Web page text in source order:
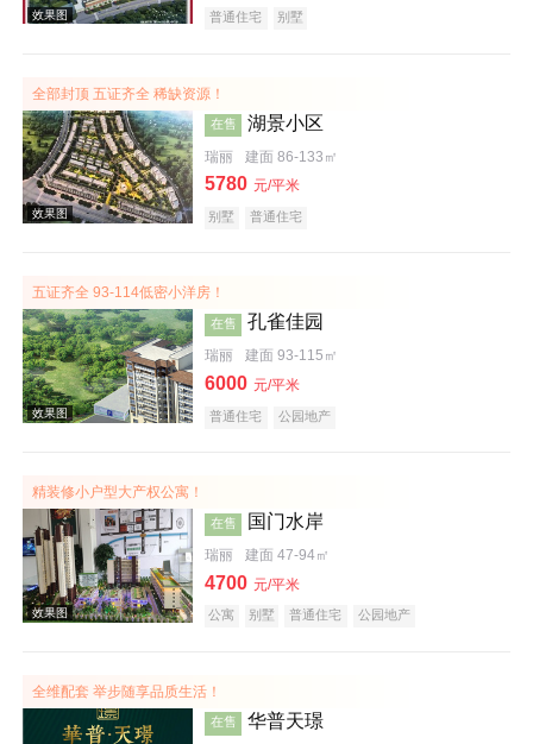
效果图
普通住宅 别墅
全部封顶 五证齐全 稀缺资源！
在售 湖景小区
瑞丽 建面 86-133㎡
5780 元/平米
别墅 普通住宅
五证齐全 93-114低密小洋房！
在售 孔雀佳园
瑞丽 建面 93-115㎡
6000 元/平米
普通住宅 公园地产
精装修小户型大产权公寓！
在售 国门水岸
瑞丽 建面 47-94㎡
4700 元/平米
公寓 别墅 普通住宅 公园地产
全维配套 举步随享品质生活！
在售 华普天璟